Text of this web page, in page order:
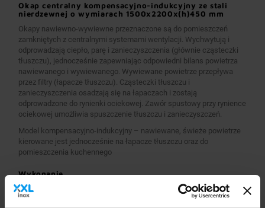
Okap centralny kompensacyjno-indukcyjny ze stali
nierdzewnej o wymiarach 1500x2200x(h)450 mm
Okapy nawiewno-wywiewne przeznaczone są do pomieszczeń
zamkniętych z centralnymi systemami wentylacji. Wychwytują i
odprowadzają ciepło, parę i zanieczyszczenia (głównie cząsteczki
tłuszczu), jednocześnie zapewniając odpowiedni bilans powietrza
nawiewanego i wywiewanego. Wywiewane powietrze przepływa
przez filtry (łapacze tłuszczu). Cząsteczki tłuszczu i
zanieczyszczenia osadzają się na łapaczach i zostają
odprowadzone do rynienki ociekowej. Zawór spustowy przy rynience
ociekowej umożliwia spuszczenie tłuszczu i zanieczyszczeń.
Model kompensacyjno-indukcyjny – nawiewane, świeże powietrze
kierowane jest jednocześnie na łapacze tłuszczu oraz do
pomieszczenia kuchennego
Wykonanie
Okapy wykonane są z wysokogatunkowej stali nierdzewnej.